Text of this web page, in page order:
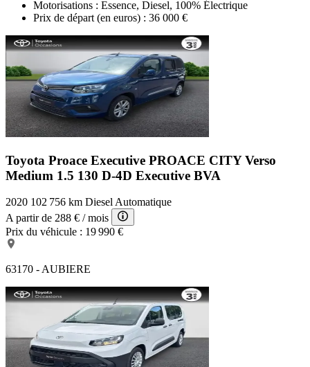
Motorisations : Essence, Diesel, 100% Électrique
Prix de départ (en euros) : 36 000 €
Toyota Proace Executive PROACE CITY Verso
Medium 1.5 130 D-4D Executive BVA
2020 102 756 km Diesel Automatique
A partir de 288 € / mois
Prix du véhicule : 19 990 €
63170 - AUBIERE